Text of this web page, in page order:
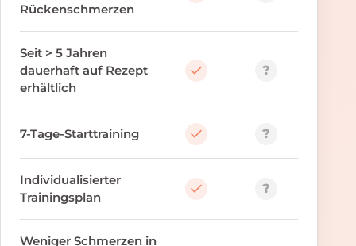
Rückenschmerzen
Seit > 5 Jahren
dauerhaft auf Rezept
erhältlich
?
7-Tage-Starttraining ?
Individualisierter
Trainingsplan
?
Weniger Schmerzen in